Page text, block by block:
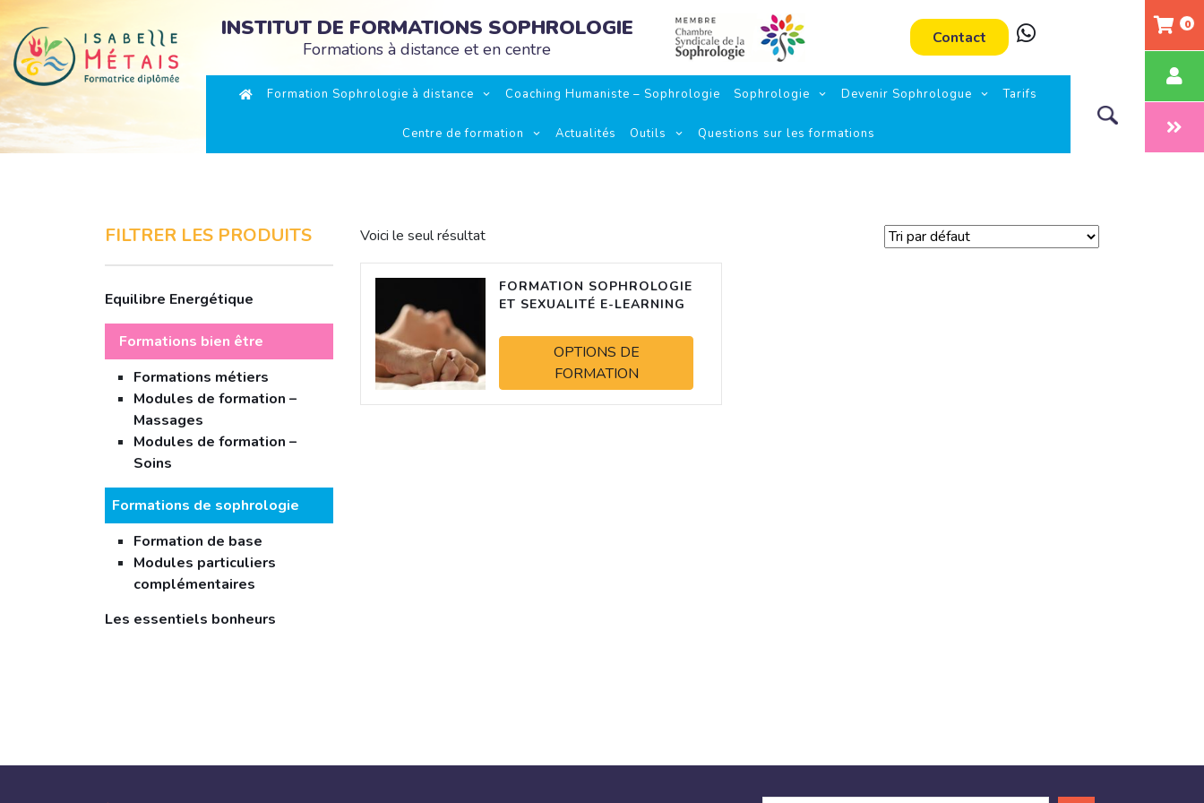
INSTITUT DE FORMATIONS SOPHROLOGIE
Formations à distance et en centre
Contact
Formation Sophrologie à distance Coaching Humaniste – Sophrologie Sophrologie Devenir Sophrologue Tarifs
Centre de formation Actualités Outils Questions sur les formations
0
FILTRER LES PRODUITS
Equilibre Energétique
Formations bien être
Formations métiers
Modules de formation –
Massages
Modules de formation –
Soins
Formations de sophrologie
Formation de base
Modules particuliers
complémentaires
Les essentiels bonheurs
Voici le seul résultat
FORMATION SOPHROLOGIE
ET SEXUALITÉ E-LEARNING
OPTIONS DE
FORMATION